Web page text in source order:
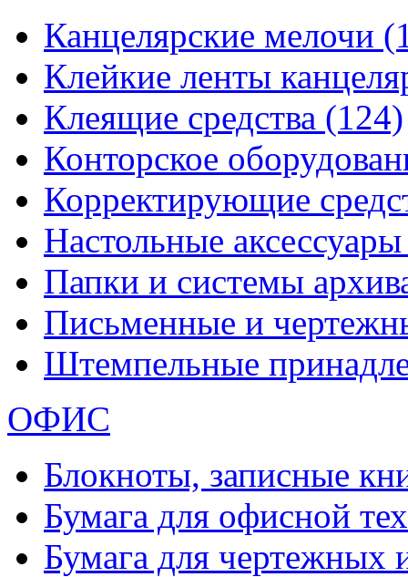
Канцелярские мелочи
Клейкие ленты
Клеящие средства (124)
Конторское
Корректирующие
Настольные
Папки и системы
Письменные и
Штемпельные
ОФИС
Блокноты, записные
Бумага для офисной
Бумага для чертежных